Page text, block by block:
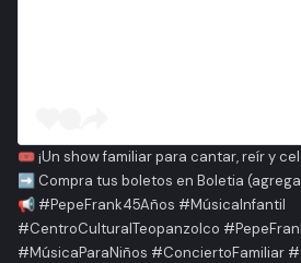
🎟 ¡Un show familiar para cantar, reír y
➡️ Compra tus boletos en Boletia
📢 #PepeFrank45Años #MúsicaInfantil
#CentroCulturalTeopanzolco
#MúsicaParaNiños #ConciertoFamiliar